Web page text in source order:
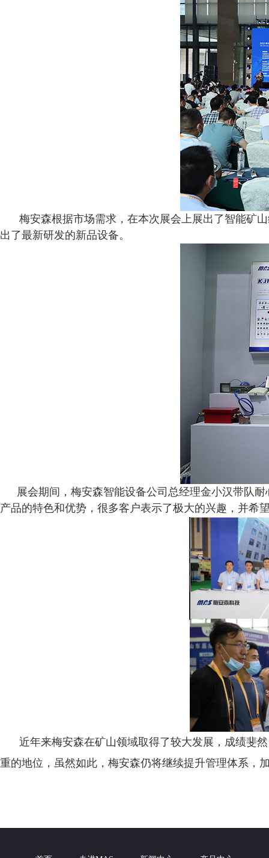
梅安森根据市场需求，在本次展会上展出了智能矿
出了最新研发的新品设备。
展会期间，梅安森智能设备公司总经理金小汉带队
产品的特色和优势，很多客户表示了极大的兴趣，并希
近年来梅安森在矿山领域取得了较大发展，成绩斐
重的地位，虽然如此，梅安森仍将继续提升管理体系，